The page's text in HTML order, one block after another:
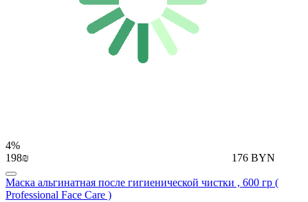
4%
198₪
176 BYN
Маска альгинатная после гигиенической чистки , 600 гр (
Professional Face Care )